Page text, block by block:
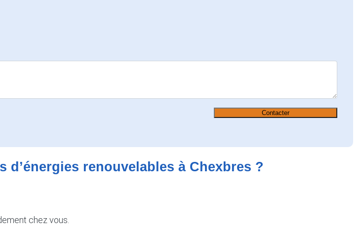
Contacter
renouvelables à Chexbres ?
chez vous.